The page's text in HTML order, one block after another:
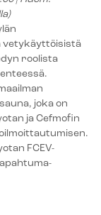
vetykäyttöisistä
roolista
joka on
ja Cefmofin
FCEV-